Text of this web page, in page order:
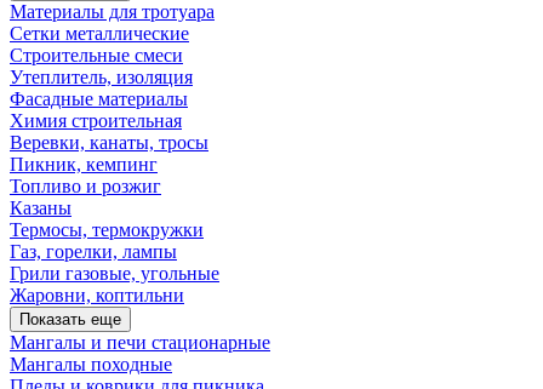
Материалы для тротуара
Сетки металлические
Строительные смеси
Утеплитель, изоляция
Фасадные материалы
Химия строительная
Веревки, канаты, тросы
Пикник, кемпинг
Топливо и розжиг
Казаны
Термосы, термокружки
Газ, горелки, лампы
Грили газовые, угольные
Жаровни, коптильни
Показать еще
Мангалы и печи стационарные
Мангалы походные